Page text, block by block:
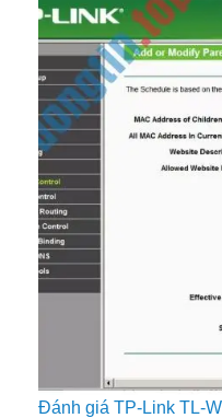
Đánh giá TP-Link TL-